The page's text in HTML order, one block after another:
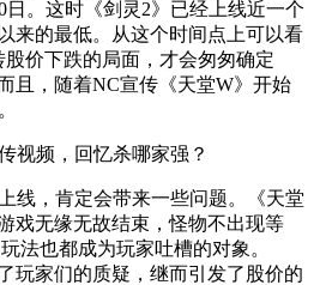
日。这时《剑灵2》已经上线近一个
来的最低。从这个时间点上可以看
价下跌的局面，才会匆匆确定
且，随着NC宣传《天堂W》开始
视频，回忆杀哪家强？
线，肯定会带来一些问题。《天堂
戏无缘无故结束，怪物不出现等
法也都成为玩家吐槽的对象。
玩家们的质疑，继而引发了股价的